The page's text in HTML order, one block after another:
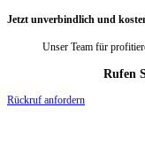
Jetzt unverbindlich und
Unser Team für
Rufen
Rückruf anfordern